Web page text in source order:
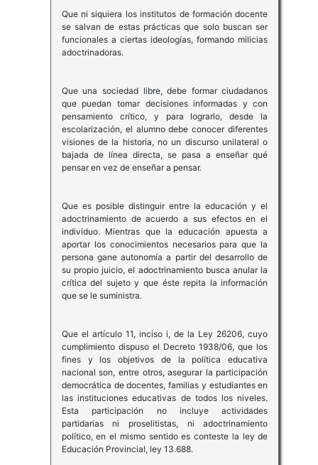
Que ni siquiera los institutos de formación docente
se salvan de estas prácticas que solo buscan ser
funcionales a ciertas ideologías, formando milicias
adoctrinadoras.
Que una sociedad libre, debe formar ciudadanos
que puedan tomar decisiones informadas y con
pensamiento crítico, y para lograrlo, desde la
escolarización, el alumno debe conocer diferentes
visiones de la historia, no un discurso unilateral o
bajada de línea directa, se pasa a enseñar qué
pensar en vez de enseñar a pensar.
Que es posible distinguir entre la educación y el
adoctrinamiento de acuerdo a sus efectos en el
individuo. Mientras que la educación apuesta a
aportar los conocimientos necesarios para que la
persona gane autonomía a partir del desarrollo de
su propio juicio, el adoctrinamiento busca anular la
crítica del sujeto y que éste repita la información
que se le suministra.
Que el artículo 11, inciso i, de la Ley 26206, cuyo
cumplimiento dispuso el Decreto 1938/06, que los
fines y los objetivos de la política educativa
nacional son, entre otros, asegurar la participación
democrática de docentes, familias y estudiantes en
las instituciones educativas de todos los niveles.
Esta participación no incluye actividades
partidarias ni proselitistas, ni adoctrinamiento
político, en el mismo sentido es conteste la ley de
Educación Provincial, ley 13.688.